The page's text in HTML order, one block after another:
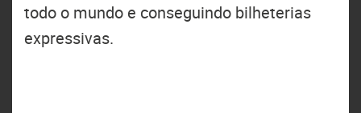
todo o mundo e conseguindo bilheterias
expressivas.